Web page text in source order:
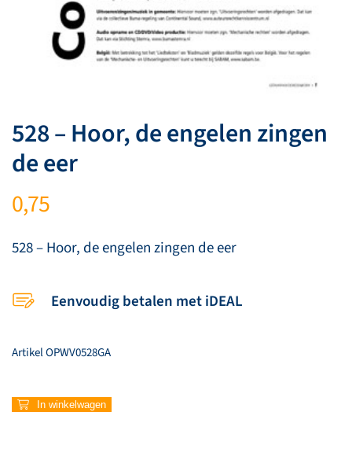
528 – Hoor, de engelen zingen
de eer
0,75
528 – Hoor, de engelen zingen de eer
Eenvoudig betalen met iDEAL
ArtikelOPWV0528GA
528
In winkelwagen